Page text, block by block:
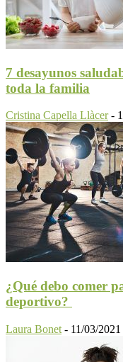
7 desayunos
toda la familia
Cristina Capella Llàcer -
¿Qué debo comer
deportivo?
Laura Bonet - 11/03/2021